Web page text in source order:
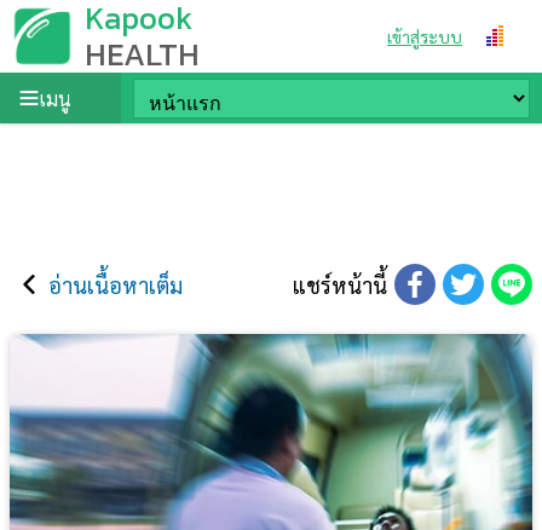
Kapook
HEALTH เข้าสู่ระบบ
เมนู
อ่านเนื้อหาเต็ม แชร์หน้านี้